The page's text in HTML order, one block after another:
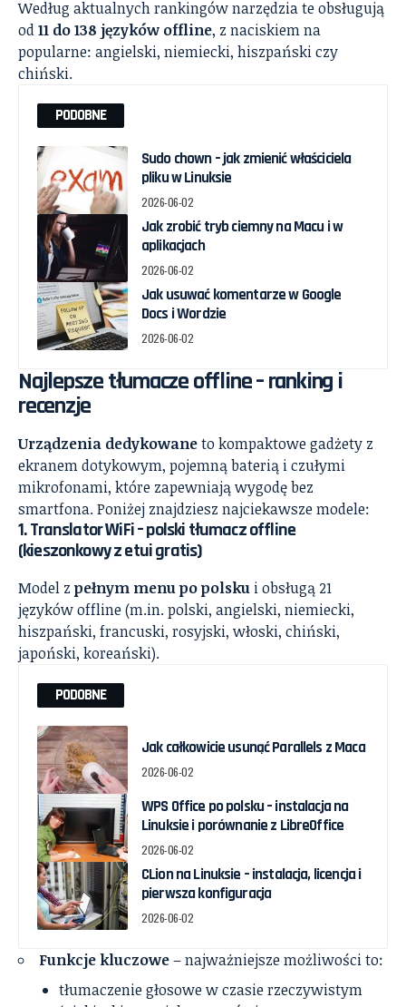
Według aktualnych rankingów narzędzia te obsługują
od11 do 138 języków offline, z naciskiem na
popularne: angielski, niemiecki, hiszpański czy
chiński.
PODOBNE
Sudo chown – jak zmienić właściciela
pliku w Linuksie
2026-06-02
Jak zrobić tryb ciemny na Macu i w
aplikacjach
2026-06-02
Jak usuwać komentarze w Google
Docs i Wordzie
2026-06-02
Najlepsze tłumacze offline – ranking i
recenzje
Urządzenia dedykowaneto kompaktowe gadżety z
ekranem dotykowym, pojemną baterią i czułymi
mikrofonami, które zapewniają wygodę bez
smartfona. Poniżej znajdziesz najciekawsze modele:
1.Translator WiFi – polski tłumacz offline
(kieszonkowy z etui gratis)
Model z pełnym menu po polsku i obsługą 21
języków offline (m.in. polski, angielski, niemiecki,
hiszpański, francuski, rosyjski, włoski, chiński,
japoński, koreański).
PODOBNE
Jak całkowicie usunąć Parallels z Maca
2026-06-02
WPS Office po polsku – instalacja na
Linuksie i porównanie z LibreOffice
2026-06-02
CLion na Linuksie – instalacja, licencja i
pierwsza konfiguracja
2026-06-02
Funkcje kluczowe– najważniejsze możliwości to:
tłumaczenie głosowe w czasie rzeczywistym